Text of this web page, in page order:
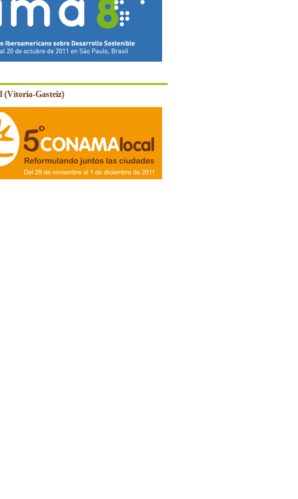
(Vitoria-Gasteiz)